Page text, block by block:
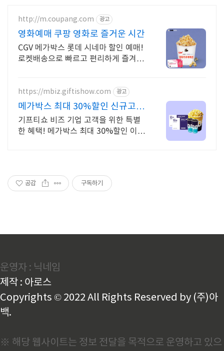
http://m.coupang.com 광고
영화예매 쿠팡 영화로 즐거운 시간
CGV 메가박스 롯데 시네마 할인 예매!
로켓배송으로 빠르고 편리하게 즐겨요.
https://mbiz.giftishow.com 광고
메가박스 최대 30%할인 신규고객
100% 상품혜택!
기프티쇼 비즈 기업 고객을 위한 특별
한 혜택! 메가박스 최대 30%할인 이제
공감 구독하기
운영자 : 닉네임
제작 : 아로스
Copyrights © 2022 All Rights Reserved by (주)아
백.
※ 해당 웹사이트는 정보 전달을 목적으로 운영하고 있으